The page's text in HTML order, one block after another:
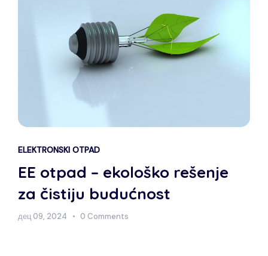
ELEKTRONSKI OTPAD
EE otpad – ekološko rešenje
za čistiju budućnost
дец 09, 2024 0 Comments